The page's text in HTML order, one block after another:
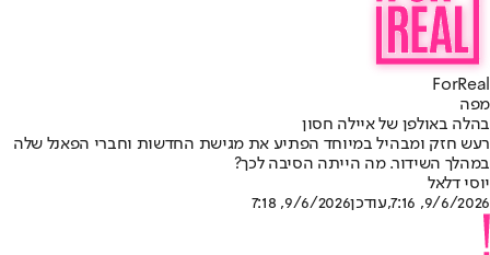
ForReal
מפה
בהלה באולפן של איילה חסון
רעש חזק ומבהיל במיוחד הפתיע את מגישת החדשות וחברי הפאנל שלה
במהלך השידור. מה הייתה הסיבה לכך?
יוסי דלאל
9/6/2026, 7:16
,עודכן9/6/2026, 7:18